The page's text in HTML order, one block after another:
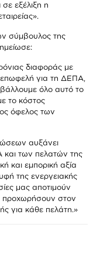
εξέλιξη η
σύμβουλος της
διαφοράς με
επωφελή για τη ΔΕΠΑ,
όλο αυτό το
το κόστος
όφελος των
αυξάνει
και των πελατών της
και εμπορική αξία
της ενεργειακής
μας αποτιμούν
προχωρήσουν στον
για κάθε πελάτη.»